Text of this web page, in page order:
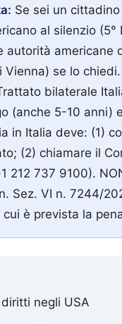
Se sei un
al silenzio
autorità
Vienna) se lo
bilaterale
(anche 5-10 anni)
in Italia deve: (1)
(2) chiamare il
212 737 9100).
Sez. VI n. 7244/
è prevista la
negli USA